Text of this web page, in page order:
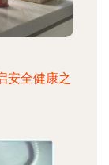
安全健康之